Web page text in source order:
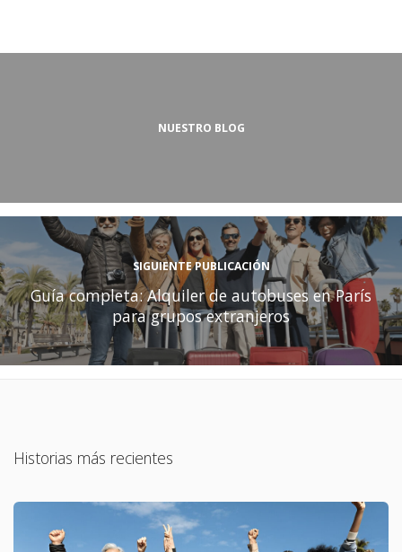
NUESTRO BLOG
SIGUIENTE PUBLICACIÓN
Guía completa: Alquiler de autobuses en París
para grupos extranjeros
Historias más recientes